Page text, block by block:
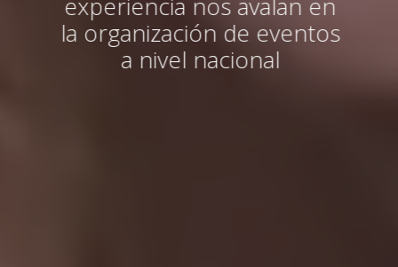
la organización de eventos
a nivel nacional